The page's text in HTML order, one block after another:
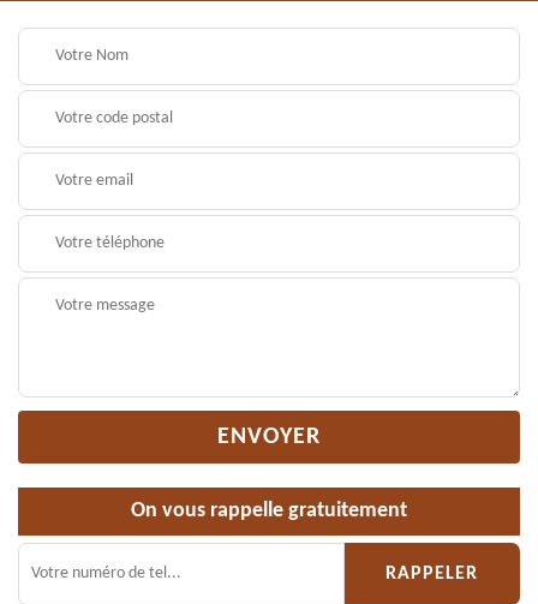
On vous rappelle gratuitement